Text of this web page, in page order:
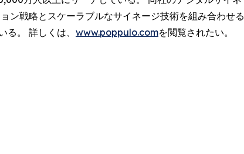
ン戦略とスケーラブルなサイネージ技術を組み合わせ
。 詳しくは、 www.poppulo.comを閲覧されたい。